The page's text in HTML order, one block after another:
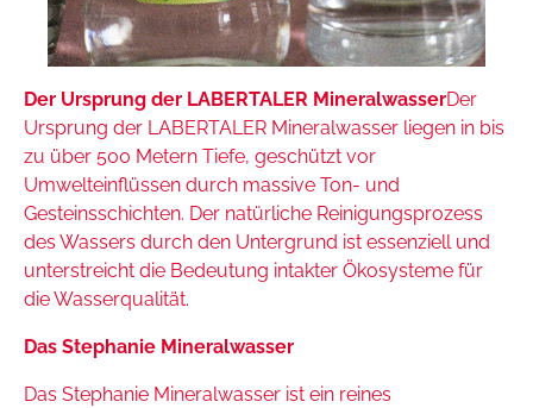
Der Ursprung der LABERTALER MineralwasserDer
Ursprung der LABERTALER Mineralwasser liegen in bis
zu über 500 Metern Tiefe, geschützt vor
Umwelteinflüssen durch massive Ton- und
Gesteinsschichten. Der natürliche Reinigungsprozess
des Wassers durch den Untergrund ist essenziell und
unterstreicht die Bedeutung intakter Ökosysteme für
die Wasserqualität.
Das Stephanie Mineralwasser
Das Stephanie Mineralwasser ist ein reines